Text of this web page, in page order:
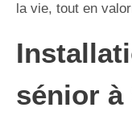
la vie, tout en
sénior à